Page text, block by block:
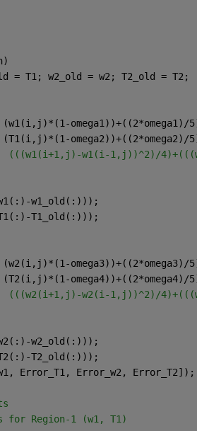
=
=
= T1; w2_old = w2; T2_old = T2;
w1(i-1,j))^2)/
w1_old(:)));
T1_old(:)));
(((w2(i+1,j)-w2(i-1,j))^2)/
w2_old(:)));
T2_old(:)));
Error_T1, Error_w2, Error_T2]);
Region-1 (w1, T1)